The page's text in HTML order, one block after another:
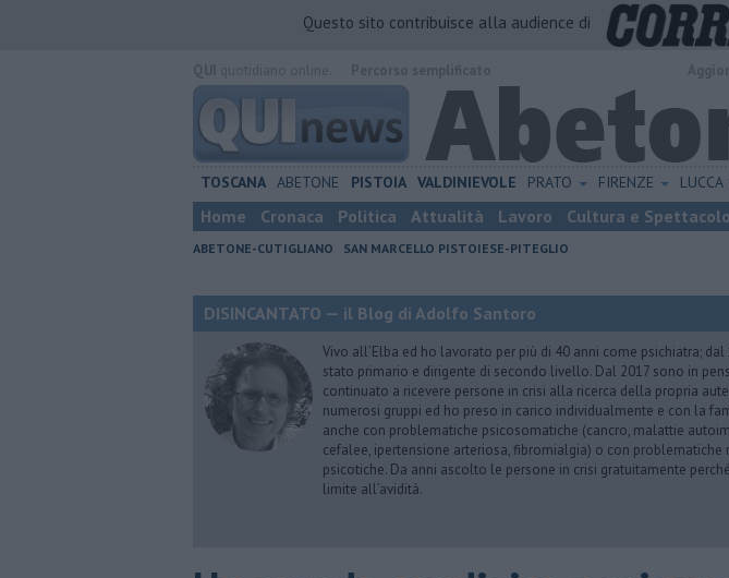
Questo sito contribuisce alla audience di
TOSCANA ABETONE PISTOIA VALDINIEVOLE PRATO FIRENZE LUCCA
Home Cronaca Politica Attualità Lavoro Cultura e Spettacolo
ABETONE-CUTIGLIANO SAN MARCELLO PISTOIESE-PITEGLIO
DISINCANTATO — il Blog di Adolfo Santoro
Vivo all’Elba ed ho lavorato per più di 40 anni come psichiatra;
stato primario e dirigente di secondo livello. Dal 2017 sono in
continuato a ricevere persone in crisi alla ricerca della propria
numerosi gruppi ed ho preso in carico individualmente e con la
anche con problematiche psicosomatiche (cancro, malattie
cefalee, ipertensione arteriosa, fibromialgia) o con problematiche
psicotiche. Da anni ascolto le persone in crisi gratuitamente
limite all’avidità.